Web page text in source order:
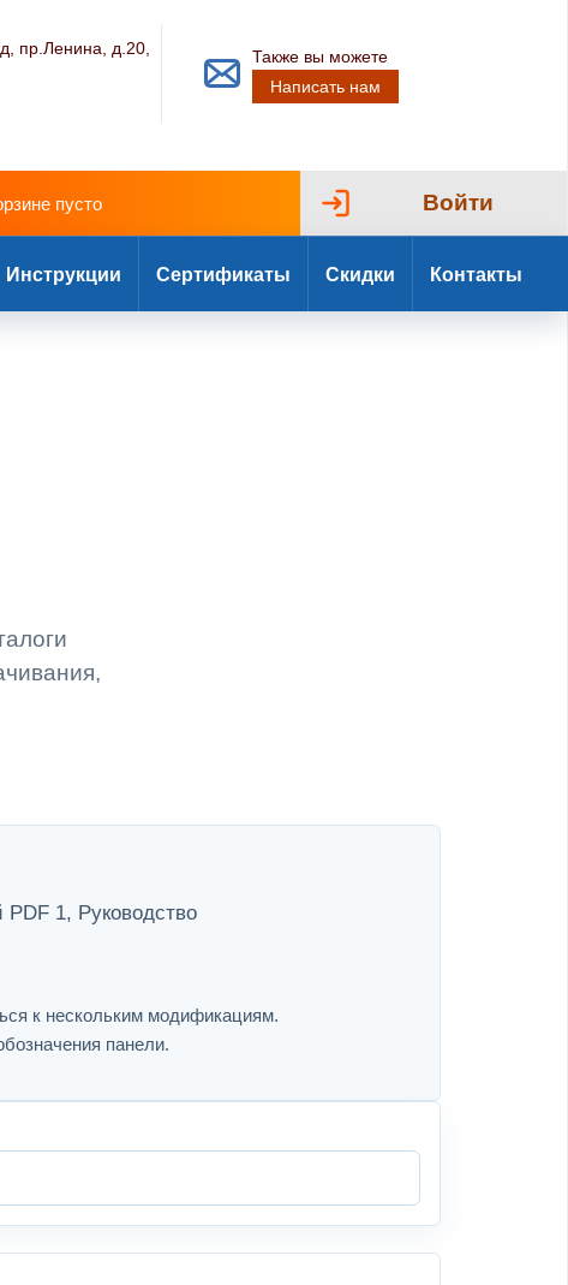
пр.Ленина, д.20,
Также вы можете
Написать нам
пусто Войти
Инструкции Сертификаты Скидки Контакты
1, Руководство
к нескольким модификациям.
панели.